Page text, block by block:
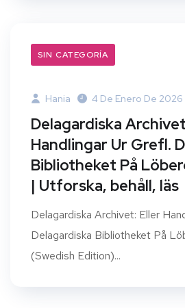
SIN CATEGORÍA
Hania 4 De Enero De 2026
Delagardiska
Handlingar Ur Grefl.
Bibliotheket På
| Utforska, behåll, läs
Delagardiska Archivet: Eller
Delagardiska Bibliotheket På
(Swedish Edition)...